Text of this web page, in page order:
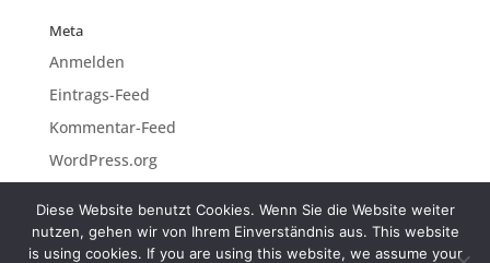
Meta
Anmelden
Eintrags-Feed
Kommentar-Feed
WordPress.org
Diese Website benutzt Cookies. Wenn Sie die Website weiter
nutzen, gehen wir von Ihrem Einverständnis aus. This website
is using cookies. If you are using this website, we assume your